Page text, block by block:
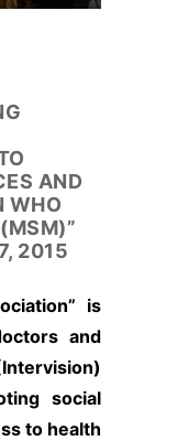
AND
WHO
2015
is
and
social
to health